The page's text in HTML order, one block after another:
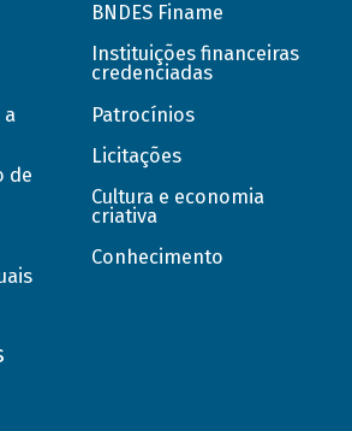
a
de
BNDES Finame
Instituições financeiras
credenciadas
Patrocínios
Licitações
Cultura e economia
criativa
Conhecimento